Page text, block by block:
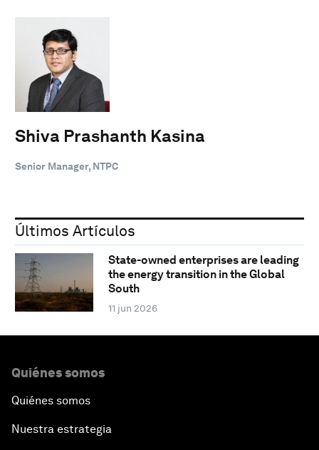
Shiva Prashanth Kasina
Senior Manager, NTPC
Últimos Artículos
State-owned enterprises are leading
the energy transition in the Global
South
11 jun 2026
Quiénes somos
Quiénes somos
Nuestra estrategia